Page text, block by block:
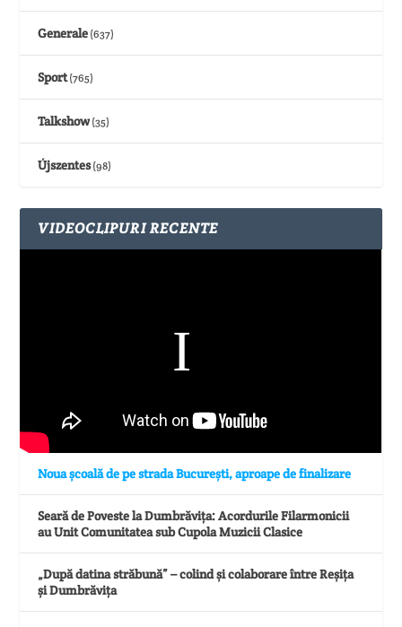
Generale (637)
Sport(765)
Talkshow(35)
Újszentes(98)
VIDEOCLIPURI RECENTE
Noua școală de pe strada București, aproape de finalizare
Seară de Poveste la Dumbrăvița: Acordurile Filarmonicii
au Unit Comunitatea sub Cupola Muzicii Clasice
„După datina străbună” – colind și colaborare între Reșița
și Dumbrăvița